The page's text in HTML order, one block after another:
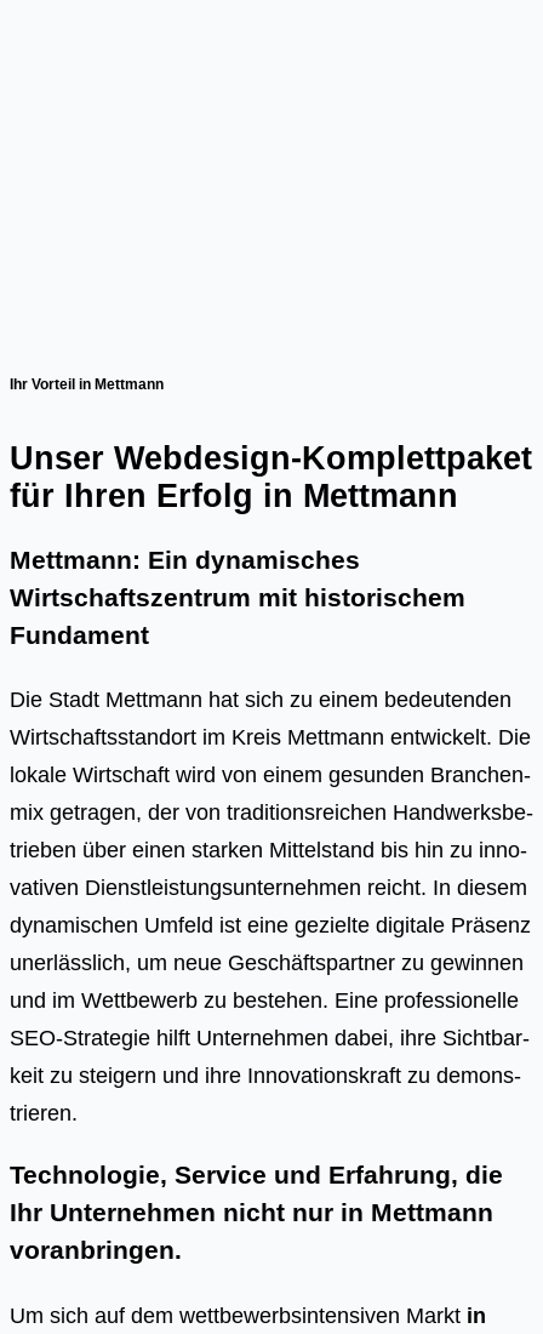
Ihr Vorteil in Mettmann
Unser Webdesign-Komplettpaket
für Ihren Erfolg in Mettmann
Mettmann: Ein dynamisches
Wirtschaftszentrum mit historischem
Fundament
Die Stadt Mett­mann hat sich zu einem bedeu­ten­den
Wirt­schafts­stand­ort im Kreis Mett­mann ent­wi­ckelt. Die
loka­le Wirt­schaft wird von einem gesun­den Bran­chen­
mix getra­gen, der von tra­di­ti­ons­rei­chen Hand­werks­be­
trie­ben über einen star­ken Mit­tel­stand bis hin zu inno­
va­ti­ven Dienst­leis­tungs­un­ter­neh­men reicht. In die­sem
dyna­mi­schen Umfeld ist eine geziel­te digi­ta­le Prä­senz
uner­läss­lich, um neue Geschäfts­part­ner zu gewin­nen
und im Wett­be­werb zu bestehen. Eine pro­fes­sio­nel­le
SEO-Stra­te­gie hilft Unter­neh­men dabei, ihre Sicht­bar­
keit zu stei­gern und ihre Inno­va­ti­ons­kraft zu demons­
trie­ren.
Technologie, Service und Erfahrung, die
Ihr Unternehmen nicht nur in Mettmann
voranbringen.
Um sich auf dem wettbewerbsintensiven Markt in